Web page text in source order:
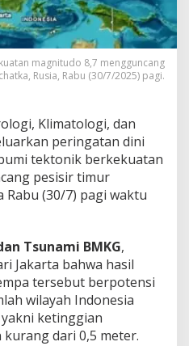
magnitudo 8,7 mengguncang
Rusia, Rabu (30/7/2025) pagi.
Klimatologi, dan
peringatan dini
tektonik berkekuatan
pesisir timur
Rabu (30/7) pagi waktu
Tsunami BMKG,
Jakarta bahwa hasil
tersebut berpotensi
wilayah Indonesia
ketinggian
dari 0,5 meter.